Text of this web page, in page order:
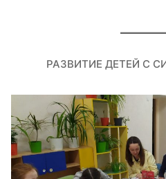
РАЗВИТИЕ ДЕТЕЙ С